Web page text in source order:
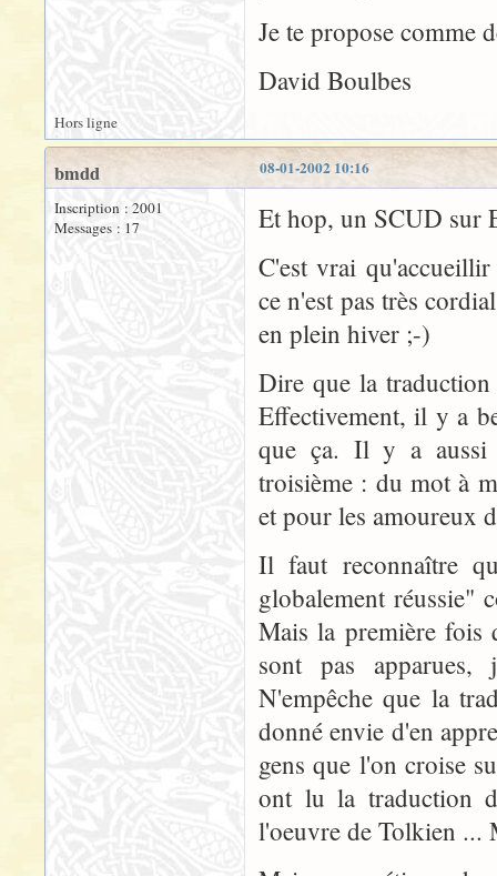
Je te propose comme
David Boulbes
Hors ligne
08-01-2002 10:16
bmdd
Inscription : 2001
Messages : 17
Et hop, un SCUD sur
C'est vrai
ce n'est pas très
en plein hiver ;-)
Dire que la traduction
Effectivement, il y a
que ça. Il y a aussi
troisième : du mot à
et pour les amoureux
Il faut reconnaître
globalement
Mais la première fois
sont pas
N'empêche que la
donné envie d'en
gens que l'on croise
ont lu la traduction
l'oeuvre de Tolkien ...